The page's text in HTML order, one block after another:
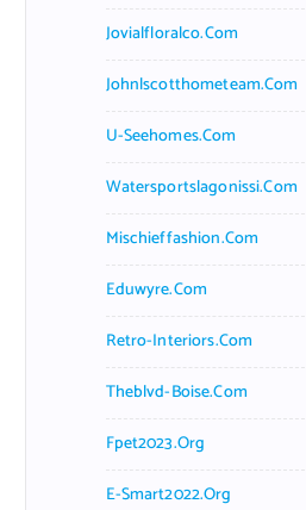
Jovialfloralco.com
Johnlscotthometeam.com
U-Seehomes.com
Watersportslagonissi.com
Mischieffashion.com
Eduwyre.com
Retro-Interiors.com
Theblvd-Boise.com
Fpet2023.org
E-Smart2022.org